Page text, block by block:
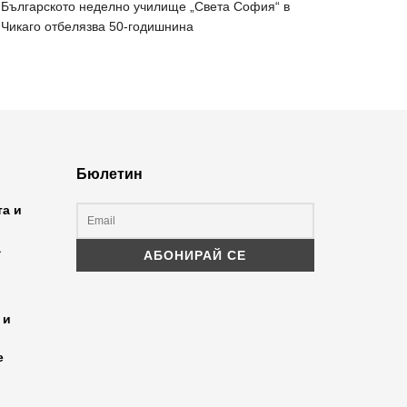
Българското неделно училище „Света София“ в
Чикаго отбелязва 50-годишнина
и
и
Бюлетин